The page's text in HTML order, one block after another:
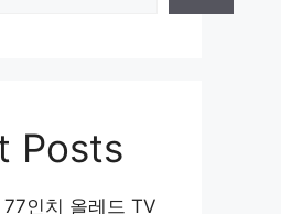
Posts
인치 올레드 TV